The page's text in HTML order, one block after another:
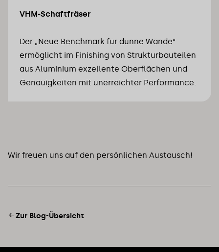
VHM-Schaftfräser
Der „Neue Benchmark für dünne Wände“
ermöglicht im Finishing von Strukturbauteilen
aus Aluminium exzellente Oberflächen und
Genauigkeiten mit unerreichter Performance.
Wir freuen uns auf den persönlichen Austausch!
Zur Blog-Übersicht